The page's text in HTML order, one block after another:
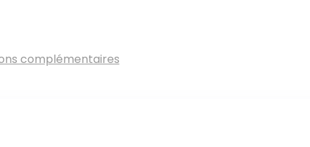
complémentaires